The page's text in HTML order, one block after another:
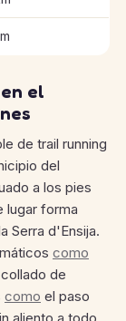
el
de trail running
del
a los pies
lugar forma
Serra d'Ensija.
como
de
como el paso